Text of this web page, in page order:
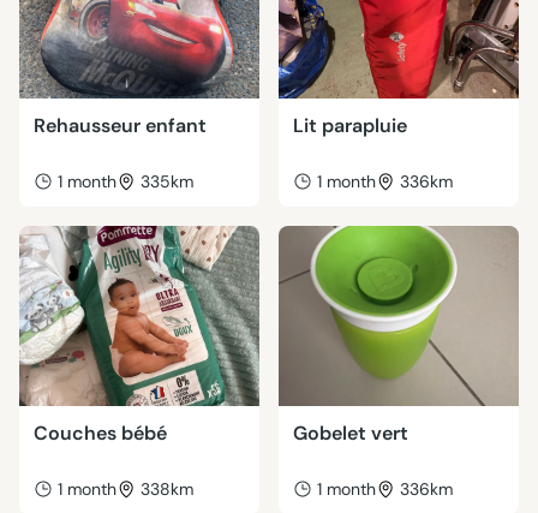
Rehausseur enfant
1 month 335km
Lit parapluie
1 month 336km
Couches bébé
1 month 338km
Gobelet vert
1 month 336km